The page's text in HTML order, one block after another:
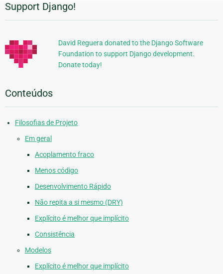
Informações
Adicionais
Support Django!
David Reguera donated to the Django Software
Foundation to support Django development.
Donate today!
Conteúdos
Filosofias de Projeto
Em geral
Acoplamento fraco
Menos código
Desenvolvimento Rápido
Não repita a si mesmo (DRY)
Explícito é melhor que implícito
Consistência
Modelos
Explícito é melhor que implícito